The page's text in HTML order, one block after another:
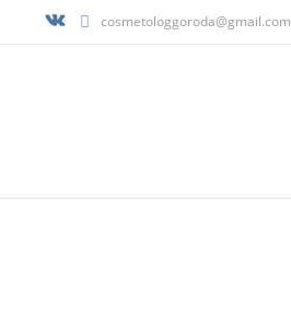
cosmetologgoroda@gmail.com